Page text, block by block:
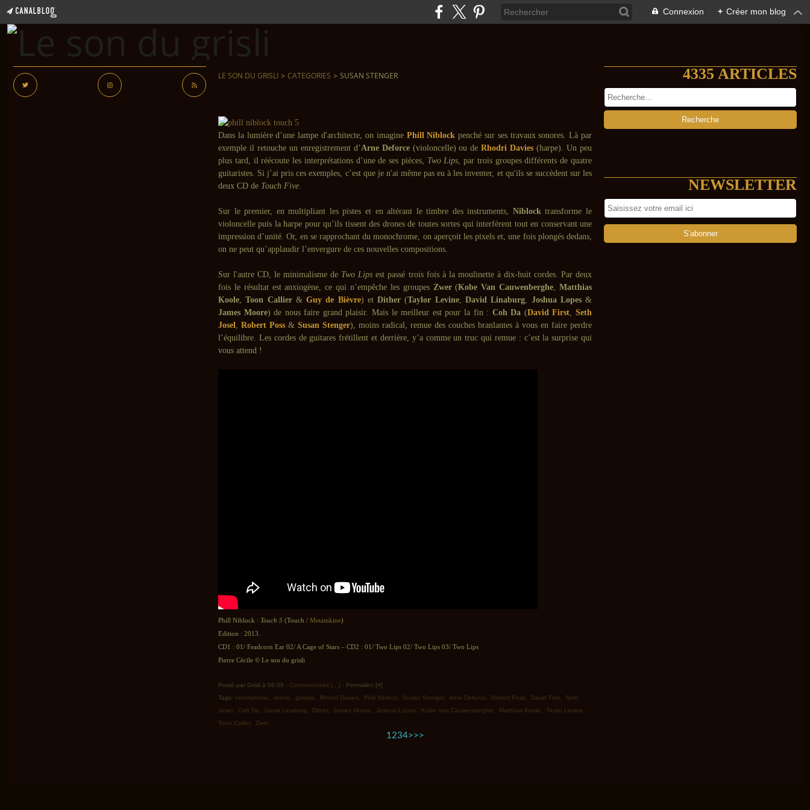
Connexion + Créer mon blog
LE SON DU GRISLI > CATEGORIES > SUSAN STENGER
Dans la lumière d’une lampe d'architecte, on imagine Phill Niblock penché sur ses travaux sonores. Là par
exemple il retouche un enregistrement d’Arne Deforce(violoncelle) ou deRhodri Davies (harpe). Un peu
plus tard, il réécoute les interprétations d’une de ses pièces, Two Lips, par trois groupes différents de quatre
guitaristes. Si j’ai pris ces exemples, c’est que je n'ai même pas eu à les inventer, et qu'ils se succèdent sur les
deux CD de Touch Five.
Sur le premier, en multipliant les pistes et en altérant le timbre des instruments, Niblocktransforme le
violoncelle puis la harpe pour qu’ils tissent des drones de toutes sortes qui interfèrent tout en conservant une
impression d’unité. Or, en se rapprochant du monochrome, on aperçoit les pixels et, une fois plongés dedans,
on ne peut qu’applaudir l’envergure de ces nouvelles compositions.
Sur l'autre CD, le minimalisme de Two Lips est passé trois fois à la moulinette à dix-huit cordes. Par deux
fois le résultat est anxiogène, ce qui n’empêche les groupes Zwer(Kobe Van Cauwenberghe,Matthias
Koole, Toon Callier &Guy de Bièvre) etDither (Taylor Levine, David Linaburg, Joshua Lopes&
James Moore) de nous faire grand plaisir. Mais le meilleur est pour la fin : Coh Da (David First,Seth
Josel, Robert Poss & Susan Stenger), moins radical, remue des couches branlantes à vous en faire perdre
l’équilibre. Les cordes de guitares frétillent et derrière, y’a comme un truc qui remue : c’est la surprise qui
vous attend !
Phill Niblock : Touch 5 (Touch / Metamkine)
Edition : 2013.
CD1 : 01/ Feadcorn Ear 02/ A Cage of Stars – CD2 : 01/ Two Lips 02/ Two Lips 03/ Two Lips
Pierre Cécile © Le son du grisli
Posté par Grisli à 08:08 - Commentaires [ ] - Permalien [#]
Tags: minimalisme drone guitare Rhodri Davies Phill Niblock Susan Stenger, Arne Deforce Robert Poss David First
Seth
Josel
Coh Da David Linaburg Dither, James Moore Joshua Lopes Kobe Van Cauwenberghe Matthias Koole Taylor Levine
Toon Callier, Zwer
1234>>>
4335 ARTICLES
NEWSLETTER